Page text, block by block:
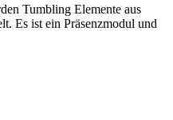
Tumbling Elemente aus
Es ist ein Präsenzmodul und